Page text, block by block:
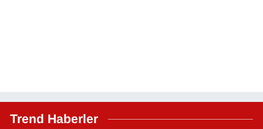
Trend Haberler